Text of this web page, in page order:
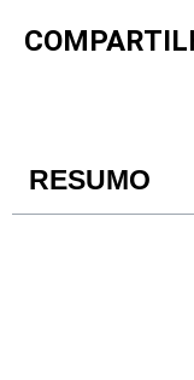
RESUMO